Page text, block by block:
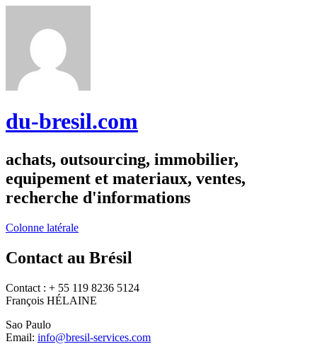
du-bresil.com
achats, outsourcing, immobilier,
equipement et materiaux, ventes,
recherche d'informations
Colonne latérale
Contact au Brésil
Contact : + 55 119 8236 5124
François HÉLAINE
Sao Paulo
Email: info@bresil-services.com